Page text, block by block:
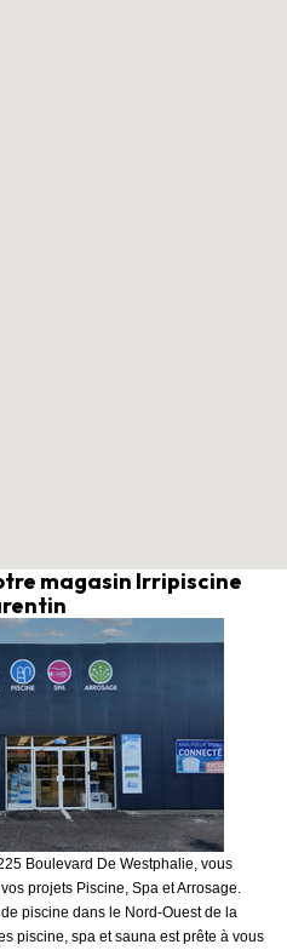
magasin Irripiscine
Boulevard De Westphalie, vous
projets Piscine, Spa et Arrosage.
piscine dans le Nord-Ouest de la
piscine, spa et sauna est prête à vous